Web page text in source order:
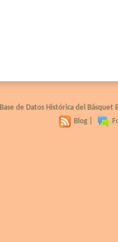
Base de Datos Histórica del
Blog|